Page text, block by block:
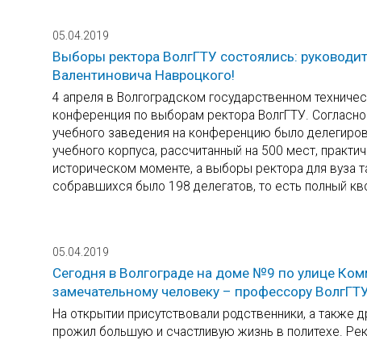
05.04.2019
Выборы ректора ВолгГТУ состоялись:
Валентиновича Навроцкого!
4 апреля в Волгоградском государственном
конференция по выборам ректора ВолгГТУ.
учебного заведения на конференцию было
учебного корпуса, рассчитанный на 500 мест,
историческом моменте, а выборы ректора для
собравшихся было 198 делегатов, то есть полный
05.04.2019
Сегодня в Волгограде на доме №9 по улице
замечательному человеку – профессору
На открытии присутствовали родственники, а также
прожил большую и счастливую жизнь в политехе.